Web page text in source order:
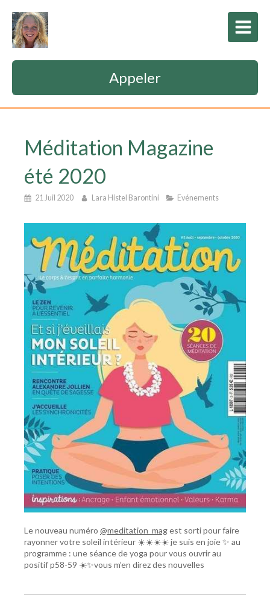
Appeler
Méditation Magazine
été 2020
21 Juil 2020 Lara Histel Barontini Evénements
Le nouveau numéro @meditation_magest sorti pour faire
rayonner votre soleil intérieur ☀️☀️☀️☀️ je suis en joie ✨ au
programme : une séance de yoga pour vous ouvrir au
positif p58-59 ☀️✨vous m’en direz des nouvelles